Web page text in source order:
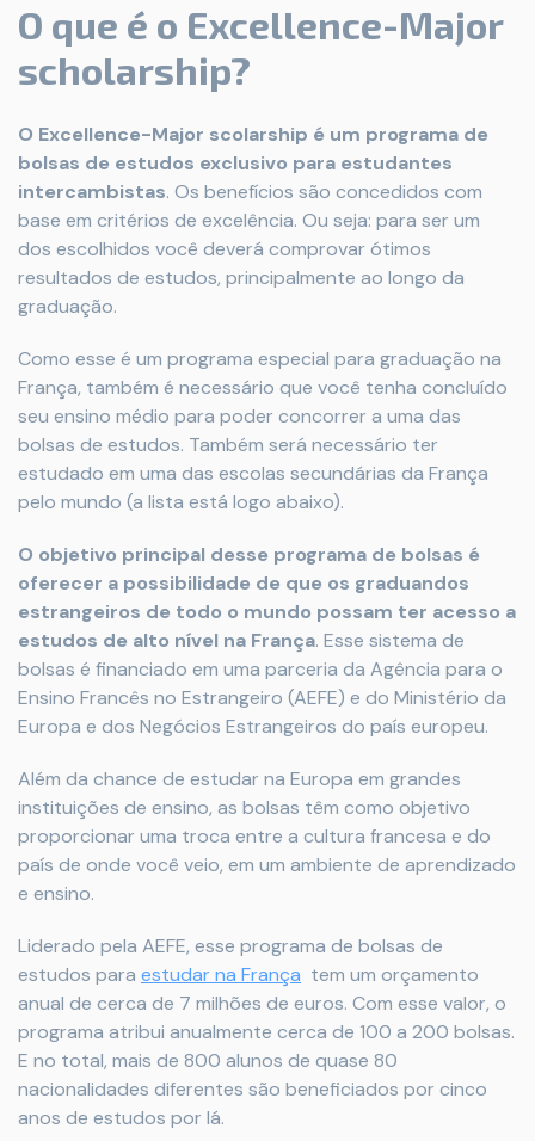
O que é o Excellence-Major
scholarship?
O Excellence-Major scolarship é um programa de
bolsas de estudos exclusivo para estudantes
intercambistas. Os benefícios são concedidos com
base em critérios de excelência. Ou seja: para ser um
dos escolhidos você deverá comprovar ótimos
resultados de estudos, principalmente ao longo da
graduação.
Como esse é um programa especial para graduação na
França, também é necessário que você tenha concluído
seu ensino médio para poder concorrer a uma das
bolsas de estudos. Também será necessário ter
estudado em uma das escolas secundárias da França
pelo mundo (a lista está logo abaixo).
O objetivo principal desse programa de bolsas é
oferecer a possibilidade de que os graduandos
estrangeiros de todo o mundo possam ter acesso a
estudos de alto nível na França. Esse sistema de
bolsas é financiado em uma parceria da Agência para o
Ensino Francês no Estrangeiro (AEFE) e do Ministério da
Europa e dos Negócios Estrangeiros do país europeu.
Além da chance de estudar na Europa em grandes
instituições de ensino, as bolsas têm como objetivo
proporcionar uma troca entre a cultura francesa e do
país de onde você veio, em um ambiente de aprendizado
e ensino.
Liderado pela AEFE, esse programa de bolsas de
estudos para estudar na França tem um orçamento
anual de cerca de 7 milhões de euros. Com esse valor, o
programa atribui anualmente cerca de 100 a 200 bolsas.
E no total, mais de 800 alunos de quase 80
nacionalidades diferentes são beneficiados por cinco
anos de estudos por lá.